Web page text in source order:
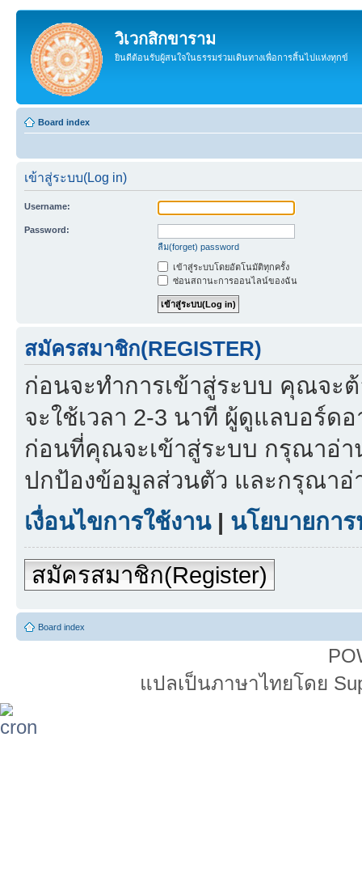
วิเวกสิกขาราม
ยินดีต้อนรับผู้สนใจในธรรมร่วมเดินทางเพื่อการสิ้นไปแห่งทุกข์
Board index
เข้าสู่ระบบ(Log in)
Username:
Password:
ลืม(forget) password
เข้าสู่ระบบโดยอัตโนมัติทุกครั้ง
ซ่อนสถานะการออนไลน์ของฉัน
สมัครสมาชิก(REGISTER)
ก่อนจะทำการเข้าสู่ระบบ คุณจะ
จะใช้เวลา 2-3 นาที ผู้ดูแลบอร์ด
ก่อนที่คุณจะเข้าสู่ระบบ กรุณาอ่า
ปกป้องข้อมูลส่วนตัว และกรุณาอ่
เงื่อนไขการใช้งาน| นโยบายกา
สมัครสมาชิก(Register)
Board index
แปลเป็นภาษาไทยโดย